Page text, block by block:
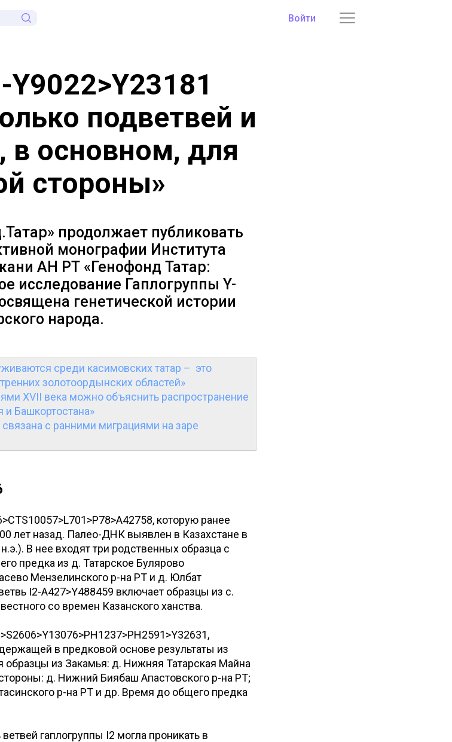
Войти
подветвей и
в основном, для
стороны»
продолжает публиковать
монографии Института
АН РТ «Генофонд Татар:
исследование Гаплогруппы Y-
генетической истории
народа.
среди касимовских татар – это
золотоордынских областей»
XVII века можно объяснить распространение
и Башкортостана»
связана с ранними миграциями на заре
которую ранее
лет назад. Палео-ДНК выявлен в Казахстане в
В нее входят три родственных образца с
предка из д. Татарское Булярово
Мензелинского р-на РТ и д. Юлбат
I2-A427>Y488459 включает образцы из с.
со времен Казанского ханства.
в предковой основе результаты из
из Закамья: д. Нижняя Татарская Майна
д. Нижний Биябаш Апастовского р-на РТ;
р-на РТ и др. Время до общего предка
гаплогруппы I2 могла проникать в